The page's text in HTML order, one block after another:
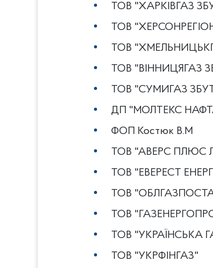
ТОВ "ХАРКІВГАЗ
ТОВ
ТОВ
ТОВ "ВІННИЦЯГАЗ
ТОВ "СУМИГАЗ
ДП "МОЛТЕКС
ФОП Костюк В.М
ТОВ "АВЕРС ПЛЮС
ТОВ "ЕВЕРЕСТ
ТОВ
ТОВ
ТОВ "УКРАЇНСЬКА
ТОВ "УКРФІНГАЗ"